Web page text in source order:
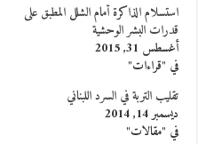
استسلام الذاكرة أمام الشلل المطبق على
قدرات البشر الوحشية
أغسطس 31, 2015
في "قراءات"
تقليب التربة في السرد اللبناني
ديسمبر 14, 2014
في "مقالات"